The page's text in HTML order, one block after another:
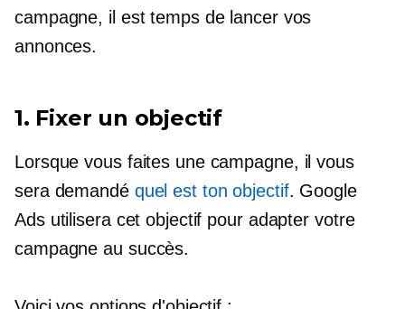
campagne, il est temps de lancer vos
annonces.
1. Fixer un objectif
Lorsque vous faites une campagne, il vous
sera demandé quel est ton objectif. Google
Ads utilisera cet objectif pour adapter votre
campagne au succès.